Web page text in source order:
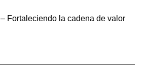
Fortaleciendo la cadena de valor